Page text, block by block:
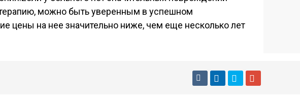
можно быть уверенным в успешном
цены на нее значительно ниже, чем еще несколько лет